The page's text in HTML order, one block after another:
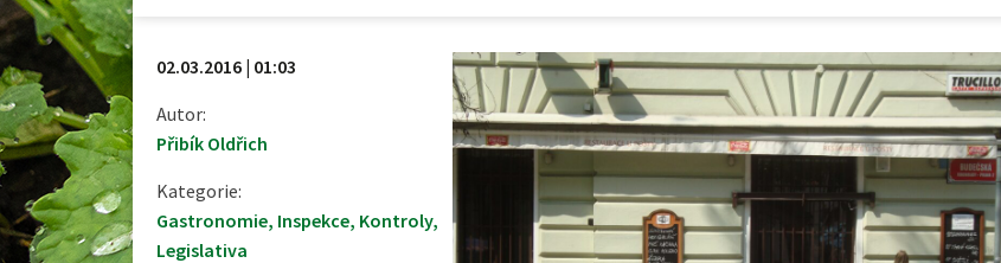
02.03.2016 | 01:03
Autor:
Přibík Oldřich
Kategorie:
Gastronomie, Inspekce, Kontroly,
Legislativa